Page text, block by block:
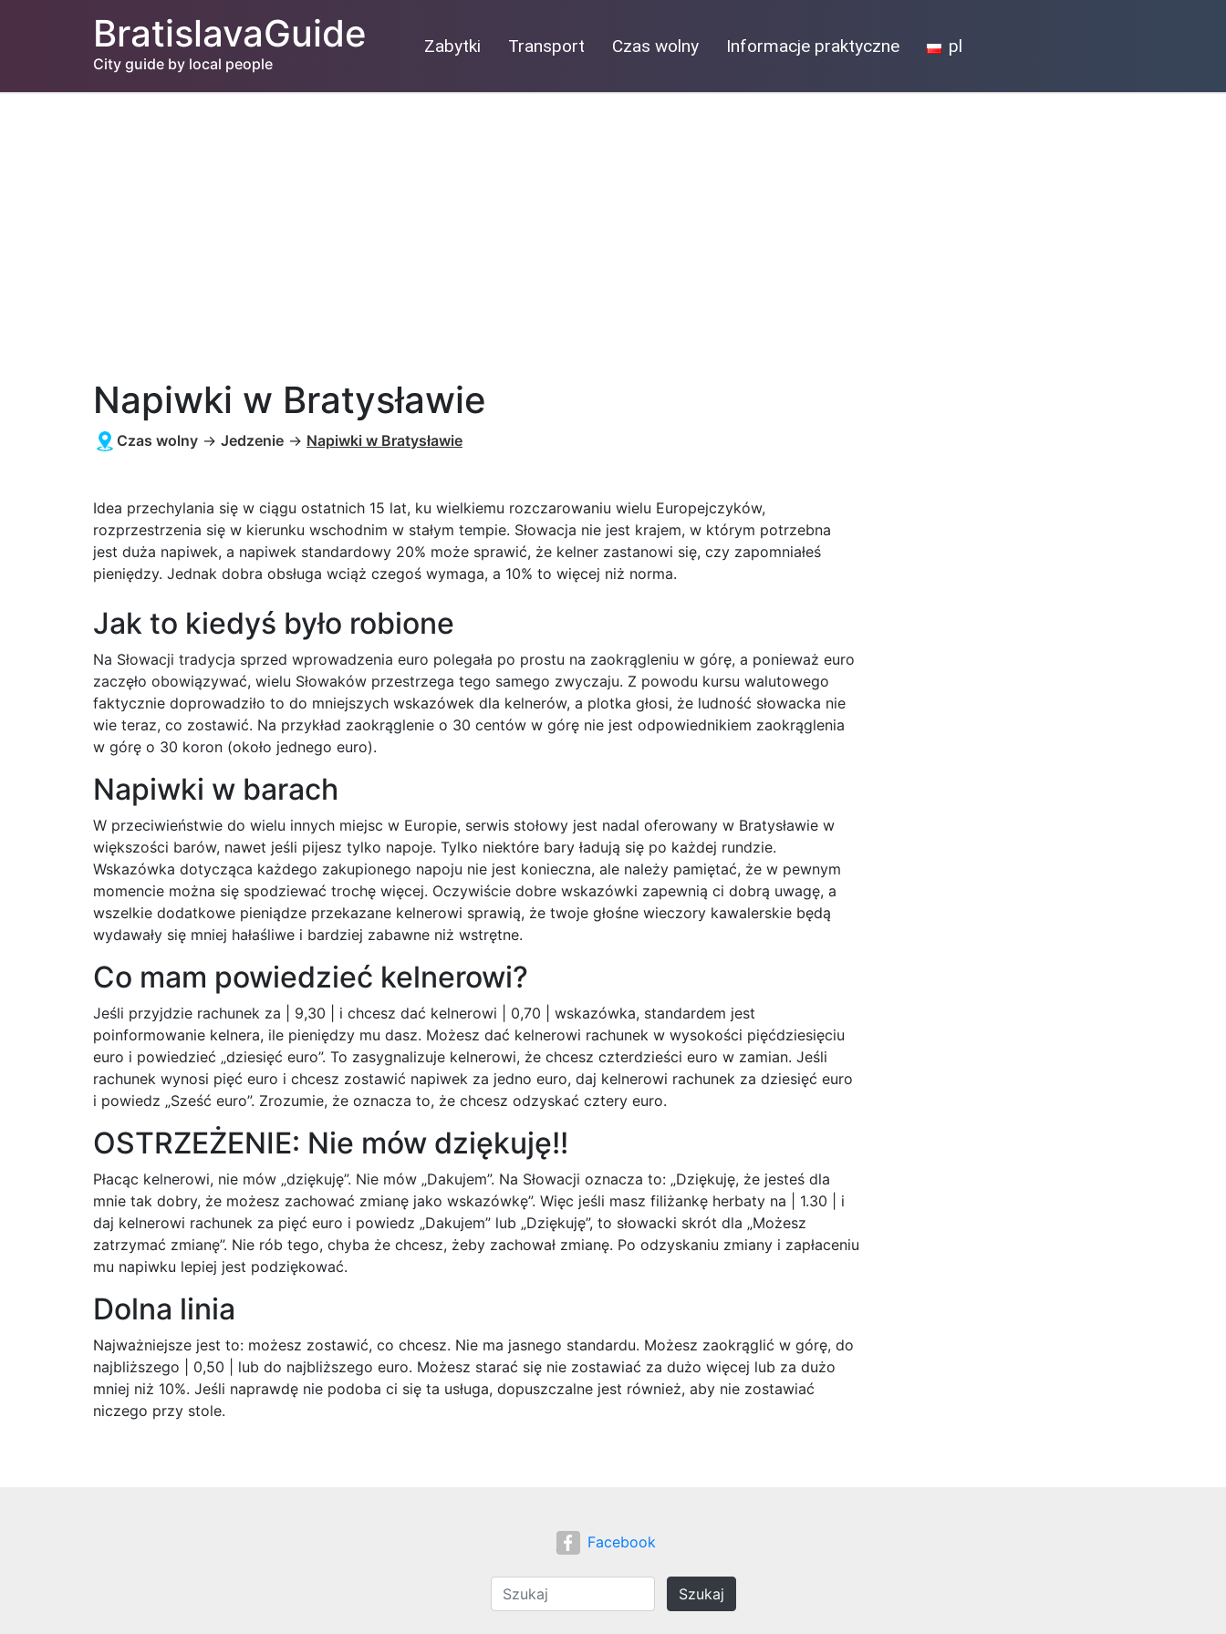
BratislavaGuide
City guide by local people
Zabytki Transport Czas wolny Informacje praktyczne pl
Napiwki w Bratysławie
Czas wolny → Jedzenie → Napiwki w Bratysławie
Idea przechylania się w ciągu ostatnich 15 lat, ku wielkiemu rozczarowaniu wielu Europejczyków,
rozprzestrzenia się w kierunku wschodnim w stałym tempie. Słowacja nie jest krajem, w którym potrzebna
jest duża napiwek, a napiwek standardowy 20% może sprawić, że kelner zastanowi się, czy zapomniałeś
pieniędzy. Jednak dobra obsługa wciąż czegoś wymaga, a 10% to więcej niż norma.
Jak to kiedyś było robione
Na Słowacji tradycja sprzed wprowadzenia euro polegała po prostu na zaokrągleniu w górę, a ponieważ euro
zaczęło obowiązywać, wielu Słowaków przestrzega tego samego zwyczaju. Z powodu kursu walutowego
faktycznie doprowadziło to do mniejszych wskazówek dla kelnerów, a plotka głosi, że ludność słowacka nie
wie teraz, co zostawić. Na przykład zaokrąglenie o 30 centów w górę nie jest odpowiednikiem zaokrąglenia
w górę o 30 koron (około jednego euro).
Napiwki w barach
W przeciwieństwie do wielu innych miejsc w Europie, serwis stołowy jest nadal oferowany w Bratysławie w
większości barów, nawet jeśli pijesz tylko napoje. Tylko niektóre bary ładują się po każdej rundzie.
Wskazówka dotycząca każdego zakupionego napoju nie jest konieczna, ale należy pamiętać, że w pewnym
momencie można się spodziewać trochę więcej. Oczywiście dobre wskazówki zapewnią ci dobrą uwagę, a
wszelkie dodatkowe pieniądze przekazane kelnerowi sprawią, że twoje głośne wieczory kawalerskie będą
wydawały się mniej hałaśliwe i bardziej zabawne niż wstrętne.
Co mam powiedzieć kelnerowi?
Jeśli przyjdzie rachunek za | 9,30 | i chcesz dać kelnerowi | 0,70 | wskazówka, standardem jest
poinformowanie kelnera, ile pieniędzy mu dasz. Możesz dać kelnerowi rachunek w wysokości pięćdziesięciu
euro i powiedzieć „dziesięć euro”. To zasygnalizuje kelnerowi, że chcesz czterdzieści euro w zamian. Jeśli
rachunek wynosi pięć euro i chcesz zostawić napiwek za jedno euro, daj kelnerowi rachunek za dziesięć euro
i powiedz „Sześć euro”. Zrozumie, że oznacza to, że chcesz odzyskać cztery euro.
OSTRZEŻENIE: Nie mów dziękuję!!
Płacąc kelnerowi, nie mów „dziękuję”. Nie mów „Dakujem”. Na Słowacji oznacza to: „Dziękuję, że jesteś dla
mnie tak dobry, że możesz zachować zmianę jako wskazówkę”. Więc jeśli masz filiżankę herbaty na | 1.30 | i
daj kelnerowi rachunek za pięć euro i powiedz „Dakujem” lub „Dziękuję”, to słowacki skrót dla „Możesz
zatrzymać zmianę”. Nie rób tego, chyba że chcesz, żeby zachował zmianę. Po odzyskaniu zmiany i zapłaceniu
mu napiwku lepiej jest podziękować.
Dolna linia
Najważniejsze jest to: możesz zostawić, co chcesz. Nie ma jasnego standardu. Możesz zaokrąglić w górę, do
najbliższego | 0,50 | lub do najbliższego euro. Możesz starać się nie zostawiać za dużo więcej lub za dużo
mniej niż 10%. Jeśli naprawdę nie podoba ci się ta usługa, dopuszczalne jest również, aby nie zostawiać
niczego przy stole.
Facebook
Szukaj